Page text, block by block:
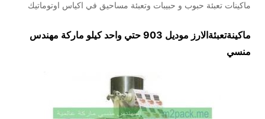
ماكينات تعبئة حبوب و حبيبات وتعبئة مساحيق في اكياس اوتوماتيك
ماكينةتعبئةالارز موديل 903 حتي واحد كيلو ماركة مهندس
منسي